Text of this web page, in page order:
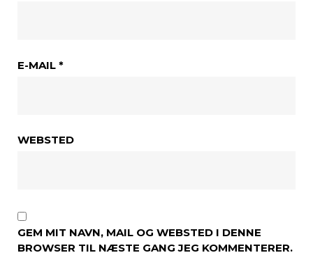
E-MAIL *
WEBSTED
GEM MIT NAVN, MAIL OG WEBSTED I DENNE
BROWSER TIL NÆSTE GANG JEG KOMMENTERER.